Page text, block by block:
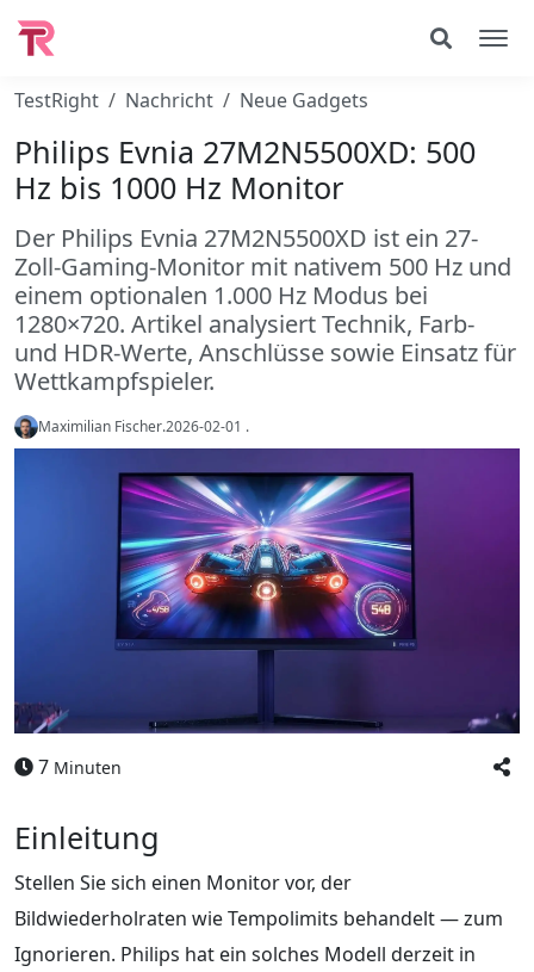
TestRight Nachricht Neue Gadgets
Philips Evnia 27M2N5500XD: 500
Hz bis 1000 Hz Monitor
Der Philips Evnia 27M2N5500XD ist ein 27-
Zoll-Gaming-Monitor mit nativem 500 Hz und
einem optionalen 1.000 Hz Modus bei
1280×720. Artikel analysiert Technik, Farb-
und HDR-Werte, Anschlüsse sowie Einsatz für
Wettkampfspieler.
Maximilian Fischer.2026-02-01 .
7 Minuten
Einleitung
Stellen Sie sich einen Monitor vor, der
Bildwiederholraten wie Tempolimits behandelt — zum
Ignorieren. Philips hat ein solches Modell derzeit in